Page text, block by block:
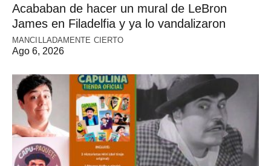
Acababan de hacer un mural de LeBron
James en Filadelfia y ya lo vandalizaron
MANCILLADAMENTE CIERTO
Ago 6, 2026